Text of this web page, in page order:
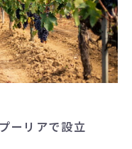
ーリアで設立